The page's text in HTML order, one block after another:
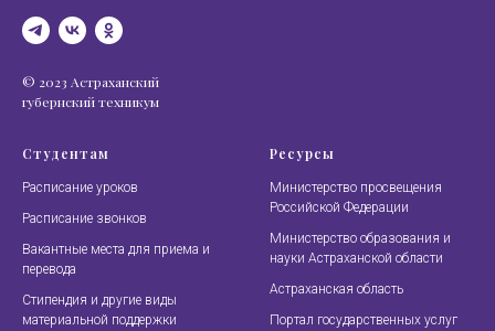
© 2023 Астраханский
губернский техникум
Студентам
Расписание уроков
Расписание звонков
Вакантные места для приема и
перевода
Стипендия и другие виды
материальной поддержки
Ресурсы
Министерство просвещения
Российской Федерации
Министерство образования и
науки Астраханской области
Астраханская область
Портал государственных услуг